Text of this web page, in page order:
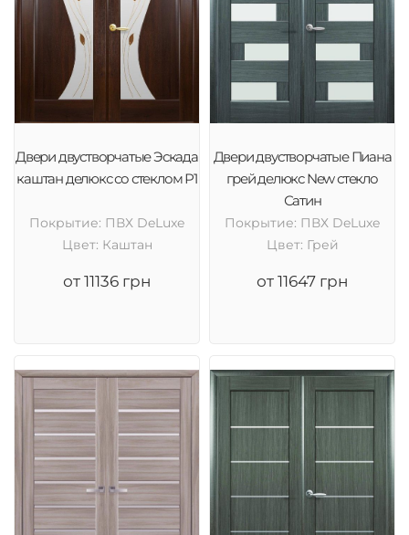
Двери двустворчатые Эскада
каштан делюкс со стеклом Р1
Покрытие: ПВХ DeLuxe
Цвет: Каштан
от 11136 грн
Двери двустворчатые Пиана
грей делюкс New стекло
Сатин
Покрытие: ПВХ DeLuxe
Цвет: Грей
от 11647 грн